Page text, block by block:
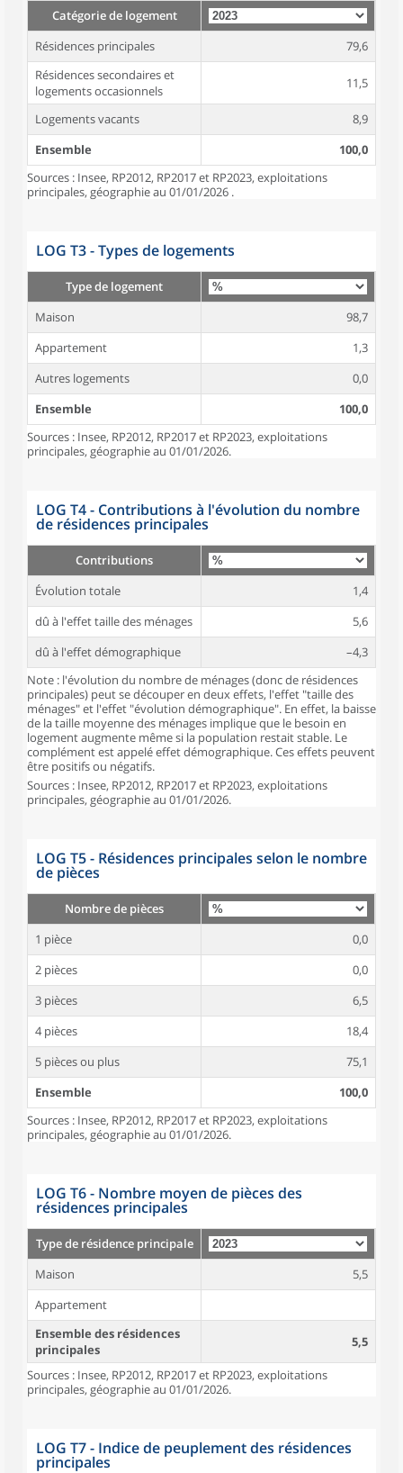
Catégorie de logement
Résidences principales
79,6
Résidences secondaires et
logements occasionnels
11,5
Logements vacants
8,9
Ensemble
100,0
Sources : Insee, RP2012, RP2017 et RP2023, exploitations
principales, géographie au 01/01/2026 .
LOG T3 - Types de logements
Type de logement
Maison
98,7
Appartement
1,3
Autres logements
0,0
Ensemble
100,0
Sources : Insee, RP2012, RP2017 et RP2023, exploitations
principales, géographie au 01/01/2026.
LOG T4 - Contributions à l'évolution du nombre
de résidences principales
Contributions
Évolution totale
1,4
dû à l'effet taille des ménages
5,6
dû à l'effet démographique
–4,3
Note : l'évolution du nombre de ménages (donc de résidences
principales) peut se découper en deux effets, l'effet "taille des
ménages" et l'effet "évolution démographique". En effet, la baisse
de la taille moyenne des ménages implique que le besoin en
logement augmente même si la population restait stable. Le
complément est appelé effet démographique. Ces effets peuvent
être positifs ou négatifs.
Sources : Insee, RP2012, RP2017 et RP2023, exploitations
principales, géographie au 01/01/2026.
LOG T5 - Résidences principales selon le nombre
de pièces
Nombre de pièces
1 pièce
0,0
2 pièces
0,0
3 pièces
6,5
4 pièces
18,4
5 pièces ou plus
75,1
Ensemble
100,0
Sources : Insee, RP2012, RP2017 et RP2023, exploitations
principales, géographie au 01/01/2026.
LOG T6 - Nombre moyen de pièces des
résidences principales
Type de résidence principale
Maison
5,5
Appartement
Ensemble des résidences
principales
5,5
Sources : Insee, RP2012, RP2017 et RP2023, exploitations
principales, géographie au 01/01/2026.
LOG T7 - Indice de peuplement des résidences
principales